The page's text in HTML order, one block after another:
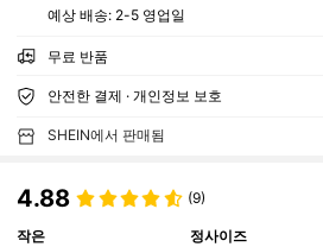
예상 배송: 2-5 영업일
무료 반품
안전한 결제 · 개인정보 보호
SHEIN에서 판매됨
4.88 (9)
작은
정사이즈